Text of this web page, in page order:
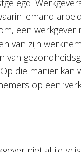
iemand
een werkgever
van zijn
die manier
op een